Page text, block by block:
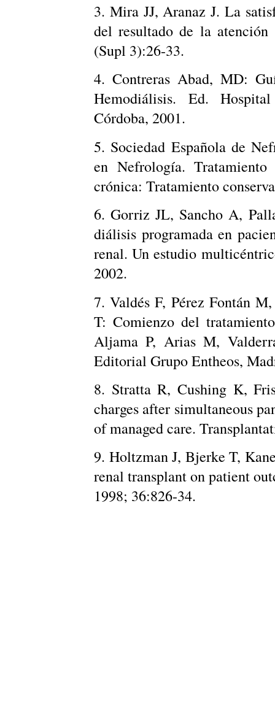
3. Mira JJ, Aranaz J. La
del resultado de la
(Supl 3):26-33.
4. Contreras Abad, MD:
Hemodiálisis. Ed.
Córdoba, 2001.
5. Sociedad Española de
en Nefrología.
crónica: Tratamiento
6. Gorriz JL, Sancho A,
diálisis programada en
renal. Un estudio
2002.
7. Valdés F, Pérez Fontán
T: Comienzo del
Aljama P, Arias M,
Editorial Grupo Entheos,
8. Stratta R, Cushing K,
charges after simultaneous
of managed care.
9. Holtzman J, Bjerke T,
renal transplant on patient
1998; 36:826-34.